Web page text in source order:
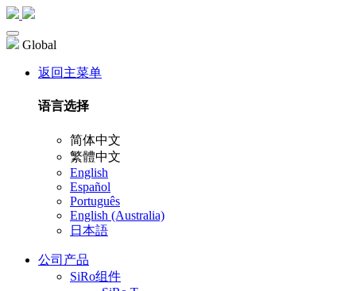
Global
返回主菜单
语言选择
简体中文
繁體中文
English
Español
Português
English (Australia)
日本語
公司产品
SiRo组件